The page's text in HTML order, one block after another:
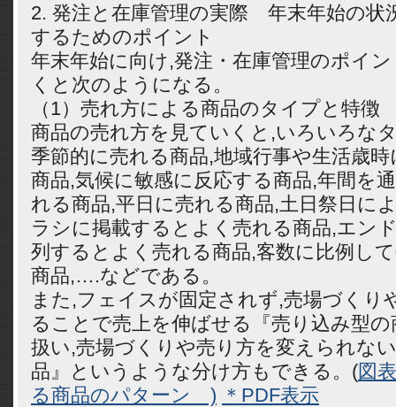
2. 発注と在庫管理の実際 年末年始の状
するためのポイント
年末年始に向け,発注・在庫管理のポイ
くと次のようになる。
（1）売れ方による商品のタイプと特徴
商品の売れ方を見ていくと,いろいろな
季節的に売れる商品,地域行事や生活歳
商品,気候に敏感に反応する商品,年間を
れる商品,平日に売れる商品,土日祭日に
ラシに掲載するとよく売れる商品,エン
列するとよく売れる商品,客数に比例し
商品,….などである。
また,フェイスが固定されず,売場づくり
ることで売上を伸ばせる『売り込み型
扱い,売場づくりや売り方を変えられな
品』というような分け方もできる。(図
る商品のパターン ) ＊PDF表示